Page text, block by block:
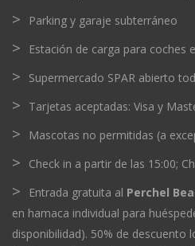
Parking y garaje subterráneo
Estación de carga para coches
Supermercado SPAR abierto
Tarjetas aceptadas: Visa y
Mascotas no permitidas (a
Check in a partir de las 15:00;
Entrada gratuita al Perchel
en hamaca individual para
disponibilidad). 50% de descuento